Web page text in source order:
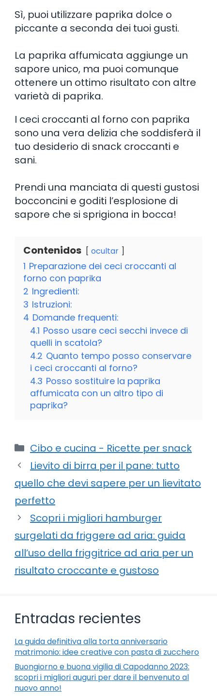
Sì, puoi utilizzare paprika dolce o
piccante a seconda dei tuoi gusti.
La paprika affumicata aggiunge un
sapore unico, ma puoi comunque
ottenere un ottimo risultato con altre
varietà di paprika.
I ceci croccanti al forno con paprika
sono una vera delizia che soddisferà il
tuo desiderio di snack croccanti e
sani.
Prendi una manciata di questi gustosi
bocconcini e goditi l’esplosione di
sapore che si sprigiona in bocca!
Contenidos ocultar
1 Preparazione dei ceci croccanti al
forno con paprika
2 Ingredienti:
3 Istruzioni:
4 Domande frequenti:
4.1 Posso usare ceci secchi invece di
quelli in scatola?
4.2 Quanto tempo posso conservare
i ceci croccanti al forno?
4.3 Posso sostituire la paprika
affumicata con un altro tipo di
paprika?
Categorie
Cibo e cucina - Ricette per snack
Lievito di birra per il pane: tutto
quello che devi sapere per un lievitato
perfetto
Scopri i migliori hamburger
surgelati da friggere ad aria: guida
all’uso della friggitrice ad aria per un
risultato croccante e gustoso
Entradas recientes
La guida definitiva alla torta anniversario
matrimonio: idee creative con pasta di zucchero
Buongiorno e buona vigilia di Capodanno 2023:
scopri i migliori auguri per dare il benvenuto al
nuovo anno!